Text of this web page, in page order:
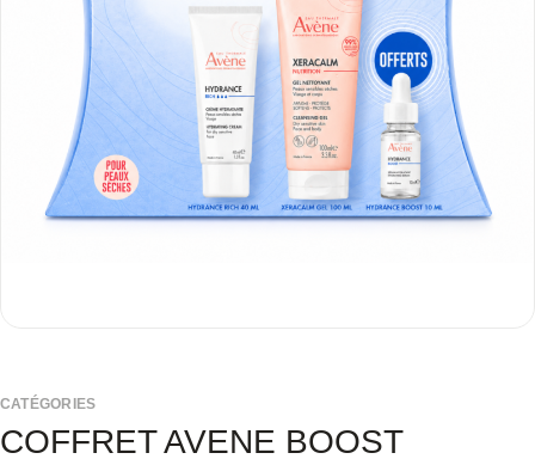
CATÉGORIES
COFFRET AVENE BOOST